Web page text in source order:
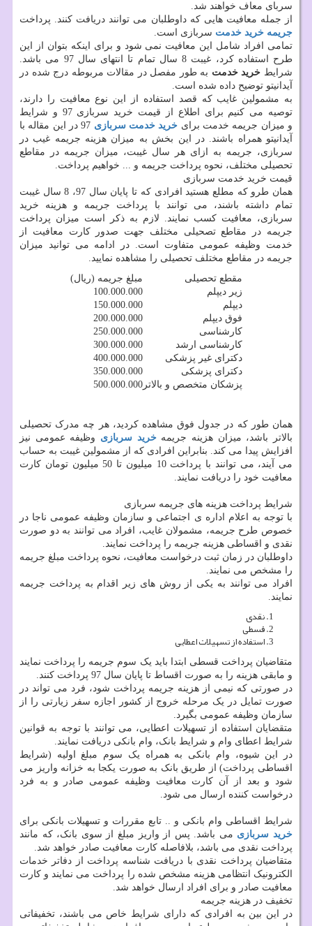
سربای معاف خواهند شد.
از جمله معافیت هایی که داوطلبان می توانند دریافت کنند. پرداخت
جریمه خرید خدمت سربازی است.
تمامی افراد شامل این معافیت نمی شود و برای اینکه بتوان از این
طرح استفاده کرد، غیبت 8 سال تمام تا انتهای سال 97 می باشد.
شرایط خرید خدمت به طور مفصل در مقالات مربوطه درج شده در
آیدانیتو توضیح داده شده است.
به مشمولین غایب که قصد استفاده از این نوع معافیت را دارند،
توصیه می کنیم برای اطلاع از قیمت خرید سربازی 97 و شرایط
و میزان جریمه خدمت برای خرید خدمت سربازی
97 در این مقاله با
آیدانیتو همراه باشند. در این بخش به میزان هزینه جریمه غیب در
سربازی، جریمه به ازای هر سال غیبت، میزان جریمه در مقاطع
تحصیلی مختلف، نحوه پرداخت جریمه و ... خواهیم پرداخت.
قیمت خرید خدمت سربازی
همان طرو که مطلع هستید افرادی که تا پایان سال 97، 8 سال غیبت
تمام داشته باشند، می توانند با پرداخت جریمه و هزینه خرید
سربازی، معافیت کسب نمایند. لازم به ذکر است میزان پرداخت
جریمه در مقاطع تصحیلی مختلف جهت صدور کارت معافیت از
خدمت وظیفه عمومی متفاوت است. در ادامه می توانید میزان
جریمه در مقاطع مختلف تحصیلی را مشاهده نمایید.
مقطع تحصیلی
مبلغ جریمه (ریال)
زیر دیپلم
100.000.000
دیپلم
150.000.000
فوق دیپلم
200.000.000
کارشناسی
250.000.000
کارشناسی ارشد
300.000.000
دکترای غیر پزشکی
400.000.000
دکترای پزشکی
350.000.000
پزشکان متخصص و بالاتر500.000.000
همان طور که در جدول فوق مشاهده کردید، هر چه مدرک تحصیلی
بالاتر باشد، میزان هزینه جریمهخرید سربازی وظیفه عمومی نیز
افزایش پیدا می کند. بنابراین افرادی که از مشمولین غیبت به حساب
می آیند، می توانند با پرداخت 10 میلیون تا 50 میلیون تومان کارت
معافیت خود را دریافت نمایند.
شرایط پرداخت هزینه های جریمه سربازی
با توجه به اعلام اداره ی اجتماعی و سازمان وظیفه عمومی ناجا در
خصوص طرح جریمه، مشمولان غایب، افراد می توانند به دو صورت
نقدی و اقساطی هزینه جریمه را پرداخت نمایند.
داوطلبان در زمان ثبت درخواست معافیت، نحوه پرداخت مبلغ جریمه
را مشخص می نمایند.
افراد می توانند به یکی از روش های زیر اقدام به پرداخت جریمه
نمایند.
نقدی
قسطی
استفاده از تسهیلات اعطایی
متقاضیان پرداخت قسطی ابتدا باید یک سوم جریمه را پرداخت نمایند
و مابقی هزینه را به صورت اقساط تا پایان سال 97 پرداخت کنند.
در صورتی که نیمی از هزینه جریمه پرداخت شود، فرد می تواند در
صورت تمایل در یک مرحله خروج از کشور اجازه سفر زیارتی را از
سازمان وظیفه عمومی بگیرد.
متقضایان استفاده از تسهیلات اعطایی، می توانند با توجه به قوانین
شرایط اعطای وام و شرایط بانک، وام بانکی دریافت نمایند.
در این شیوه، وام بانکی به همراه یک سوم مبلغ اولیه (شرایط
اقساطی پرداخت) از طریق بانک به صورت یکجا به خزانه واریز می
شود و بعد از آن کارت معافیت وظیفه عمومی صادر و به فرد
درخواست کننده ارسال می شود.
شرایط اقساطی وام بانکی و .. تابع مقررات و تسهیلات بانکی برای
خرید سربازی می باشد. پس از واریز مبلغ از سوی بانک، که مانند
پرداخت نقدی می باشد، بلافاصله کارت معافیت صادر خواهد شد.
متقاضیان پرداخت نقدی با دریافت شناسه پرداخت از دفاتر خدمات
الکترونیک انتظامی هزینه مشخص شده را پرداخت می نمایند و کارت
معافیت صادر و برای افراد ارسال خواهد شد.
تخفیف در هزینه جریمه
در این بین به افرادی که دارای شرایط خاص می باشند، تخفیفاتی